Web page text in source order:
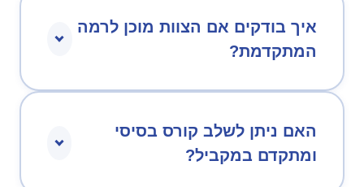
איך בודקים אם הצוות מוכן לרמה
המתקדמת?
האם ניתן לשלב קורס בסיסי
ומתקדם במקביל?